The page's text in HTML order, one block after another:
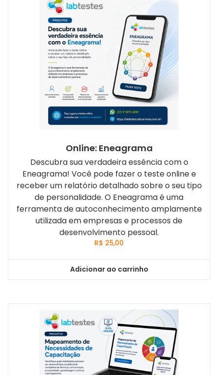
Online: Eneagrama
Descubra sua verdadeira essência com o
Eneagrama! Você pode fazer o teste online e
receber um relatório detalhado sobre o seu tipo
de personalidade. O Eneagrama é uma
ferramenta de autoconhecimento amplamente
utilizada em empresas e processos de
desenvolvimento pessoal.
R$ 25,00
Adicionar ao carrinho